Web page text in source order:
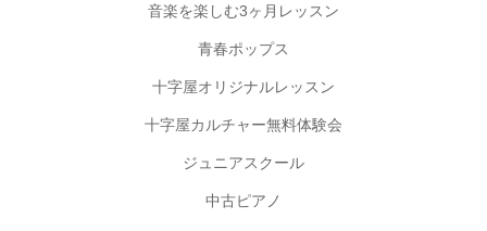
音楽を楽しむ3ヶ月レッスン
青春ポップス
十字屋オリジナルレッスン
十字屋カルチャー無料体験会
ジュニアスクール
中古ピアノ